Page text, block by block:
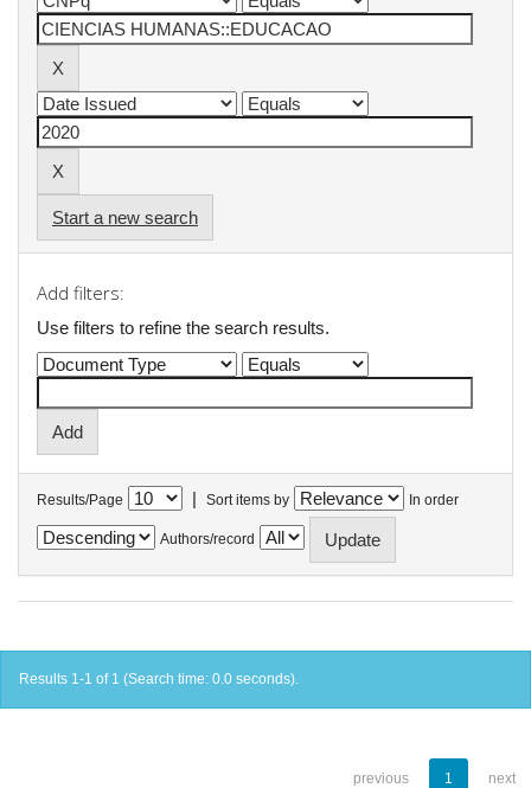
Start a new search
Add filters:
Use filters to refine the search results.
Results/Page | Sort items by In order
Authors/record
Results 1-1 of 1 (Search time: 0.0 seconds).
previous 1 next